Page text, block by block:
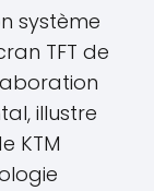
système
TFT de
illustre
KTM